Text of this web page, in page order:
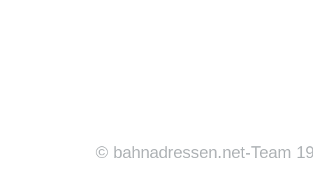
© bahnadressen.net-Team